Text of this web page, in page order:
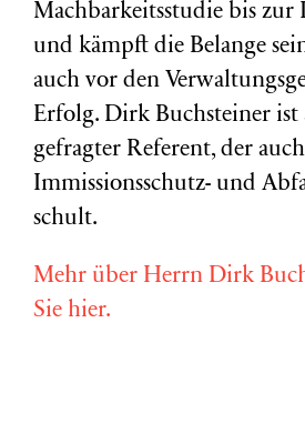
Machbarkeitsstudie bis zur
und kämpft die Belange
auch vor den
Erfolg. Dirk Buchsteiner ist
gefragter Referent, der
Immissionsschutz- und
schult.
Mehr über Herrn Dirk
Sie hier.